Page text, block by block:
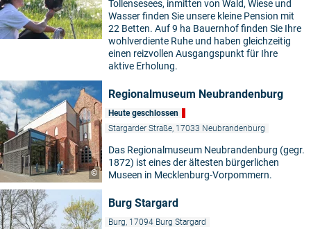
Tollensesees, inmitten von Wald, Wiese und
Wasser finden Sie unsere kleine Pension mit
22 Betten. Auf 9 ha Bauernhof finden Sie Ihre
wohlverdiente Ruhe und haben gleichzeitig
einen reizvollen Ausgangspunkt für Ihre
aktive Erholung.
©
Regionalmuseum Neubrandenburg
Heute geschlossen
Stargarder Straße, 17033 Neubrandenburg
Das Regionalmuseum Neubrandenburg (gegr.
1872) ist eines der ältesten bürgerlichen
Museen in Mecklenburg-Vorpommern.
Burg Stargard
Burg, 17094 Burg Stargard